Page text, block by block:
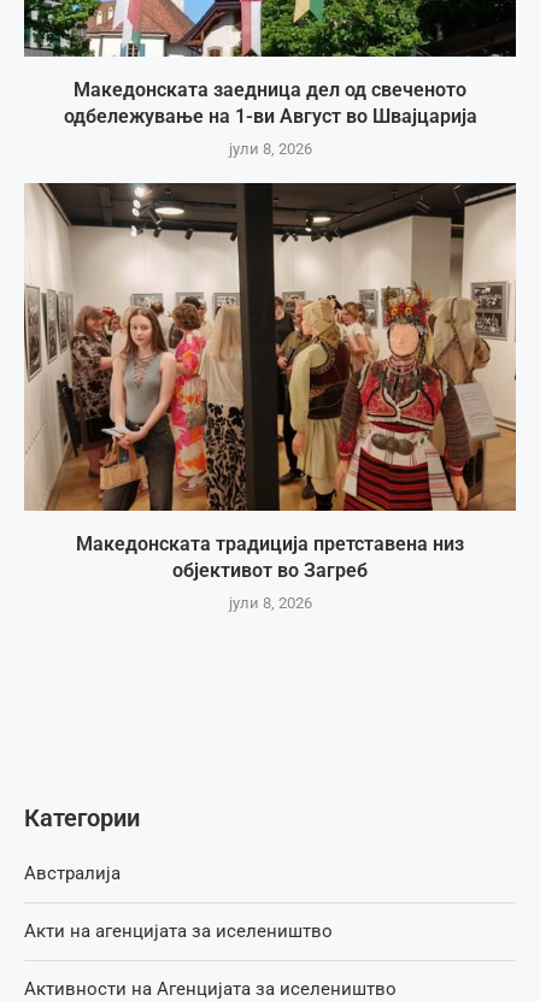
Македонската заедница дел од свеченото
одбележување на 1-ви Август во Швајцарија
јули 8, 2026
Македонската традиција претставена низ
објективот во Загреб
јули 8, 2026
Категории
Австралија
Акти на агенцијата за иселеништво
Активности на Агенцијата за иселеништво